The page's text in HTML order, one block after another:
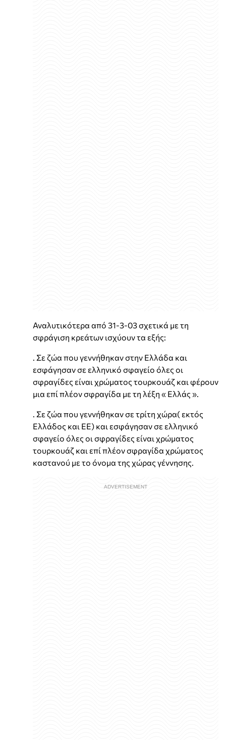
Αναλυτικότερα από 31-3-03 σχετικά με τη
σφράγιση κρεάτων ισχύουν τα εξής:
. Σε ζώα που γεννήθηκαν στην Ελλάδα και
εσφάγησαν σε ελληνικό σφαγείο όλες οι
σφραγίδες είναι χρώματος τουρκουάζ και φέρουν
μια επί πλέον σφραγίδα με τη λέξη « Ελλάς ».
. Σε ζώα που γεννήθηκαν σε τρίτη χώρα( εκτός
Ελλάδος και ΕΕ) και εσφάγησαν σε ελληνικό
σφαγείο όλες οι σφραγίδες είναι χρώματος
τουρκουάζ και επί πλέον σφραγίδα χρώματος
καστανού με το όνομα της χώρας γέννησης.